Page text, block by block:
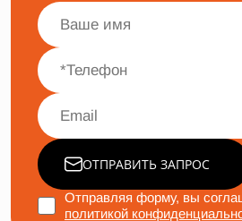
ОТПРАВИТЬ ЗАПРОС
Отправляя форму, вы
политикой